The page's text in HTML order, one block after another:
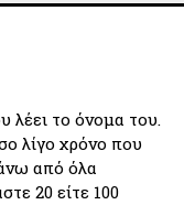
λέει το όνομα του.
λίγο χρόνο που
από όλα
20 είτε 100